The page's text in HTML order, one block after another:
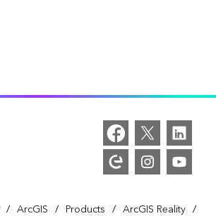
/ ArcGIS / Products / ArcGIS Reality /